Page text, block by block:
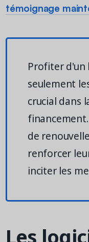
témoignage
Profiter d'un
seulement
crucial dans
de
renforcer
inciter les
Les